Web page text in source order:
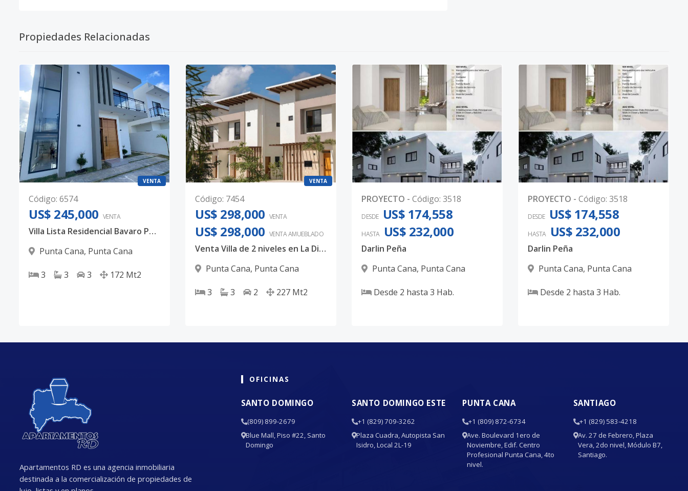
Propiedades Relacionadas
VENTA
Código: 6574
US$ 245,000 VENTA
Villa Lista Residencial Bavaro Punta Cana
Punta Cana, Punta Cana
3 3 3 172 Mt2
VENTA
Código: 7454
US$ 298,000 VENTA
US$ 298,000 VENTA AMUEBLADO
Venta Villa de 2 niveles en La Diana cerca de Unidos
Punta Cana, Punta Cana
3 3 2 227 Mt2
PROYECTO - Código: 3518
DESDE US$ 174,558
HASTA US$ 232,000
Darlin Peña
Punta Cana, Punta Cana
Desde 2 hasta 3 Hab.
PROYECTO - Código: 3518
DESDE US$ 174,558
HASTA US$ 232,000
Darlin Peña
Punta Cana, Punta Cana
Desde 2 hasta 3 Hab.
Apartamentos RD es una agencia inmobiliaria
destinada a la comercialización de propiedades de
OFICINAS
SANTO DOMINGO
(809) 899-2679
Blue Mall, Piso #22, Santo
Domingo
SANTO DOMINGO ESTE
+1 (829) 709-3262
Plaza Cuadra, Autopista San
Isidro, Local 2L-19
PUNTA CANA
+1 (809) 872-6734
Ave. Boulevard 1ero de
Noviembre, Edif. Centro
Profesional Punta Cana, 4to
nivel.
SANTIAGO
+1 (829) 583-4218
Av. 27 de Febrero, Plaza
Vera, 2do nivel, Módulo B7,
Santiago.